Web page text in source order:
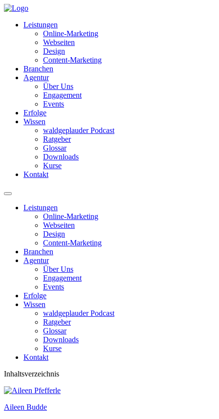
Leistungen
Online-Marketing
Webseiten
Design
Content-Marketing
Branchen
Agentur
Über Uns
Engagement
Events
Erfolge
Wissen
waldgeplauder Podcast
Ratgeber
Glossar
Downloads
Kurse
Kontakt
Leistungen
Online-Marketing
Webseiten
Design
Content-Marketing
Branchen
Agentur
Über Uns
Engagement
Events
Erfolge
Wissen
waldgeplauder Podcast
Ratgeber
Glossar
Downloads
Kurse
Kontakt
Inhaltsverzeichnis
Aileen Budde